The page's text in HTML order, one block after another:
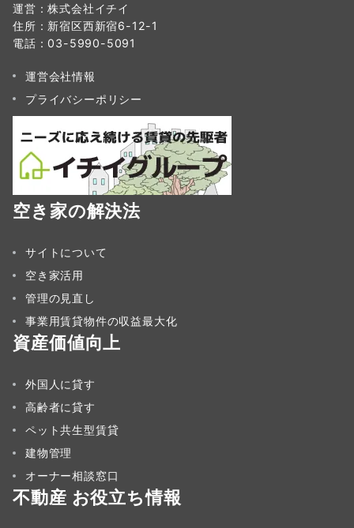
運営：株式会社イチイ
住所：新宿区西新宿6-12-1
電話：03-5990-5091
運営会社情報
プライバシーポリシー
空き家の解決法
サイトについて
空き家活用
管理の見直し
事業用賃貸物件の収益最大化
資産価値向上
外国人に貸す
高齢者に貸す
ペット共生型賃貸
建物管理
オーナー相談窓口
不動産 お役立ち情報